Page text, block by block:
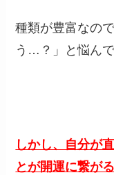
種類が豊富なの
う…？」と悩ん
しかし、自分が
とが開運に繋が